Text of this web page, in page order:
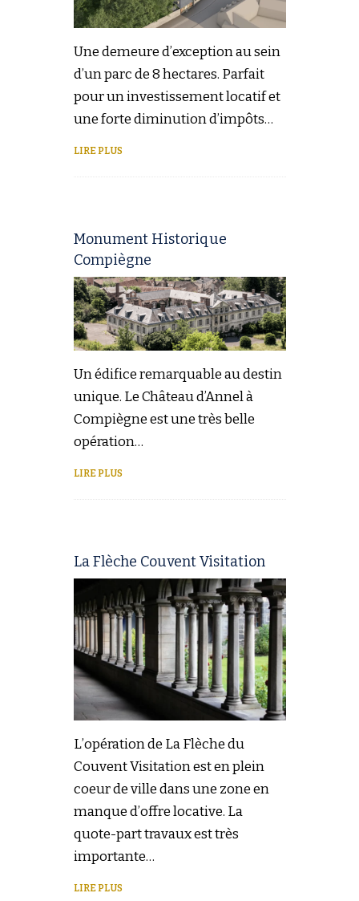
Une demeure d’exception au sein
d’un parc de 8 hectares. Parfait
pour un investissement locatif et
une forte diminution d’impôts…
LIRE PLUS
Monument Historique
Compiègne
Un édifice remarquable au destin
unique. Le Château d’Annel à
Compiègne est une très belle
opération…
LIRE PLUS
La Flèche Couvent Visitation
L’opération de La Flèche du
Couvent Visitation est en plein
coeur de ville dans une zone en
manque d’offre locative. La
quote-part travaux est très
importante…
LIRE PLUS